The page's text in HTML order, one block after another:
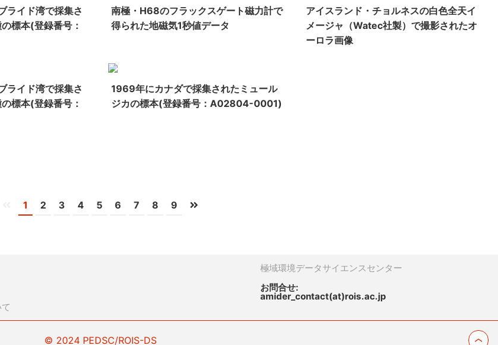
ライド湾で採集さ
標本(登録番号：
南極・H68のフラックスゲート磁力計で
得られた地磁気1秒値データ
アイスランド・チョルネスの白色全天イ
メージャ（Watec社製）で撮影されたオ
ーロラ画像
ライド湾で採集さ
標本(登録番号：
1969年にカナダで採集されたミュール
ジカの標本(登録番号：A02804-0001)
1 2 3 4 5 6 7 8 9
極域環境データサイエンスセンター
お問合せ:
amider_contact(at)rois.ac.jp
© 2024 PEDSC/ROIS-DS